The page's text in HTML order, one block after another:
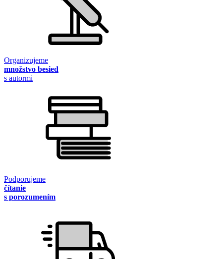
Organizujeme
množstvo besied
s autormi
Podporujeme
čítanie
s porozumením